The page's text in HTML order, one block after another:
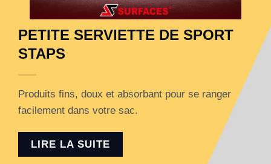
PETITE SERVIETTE DE SPORT
STAPS
Produits fins, doux et absorbant pour se ranger
facilement dans votre sac.
LIRE LA SUITE